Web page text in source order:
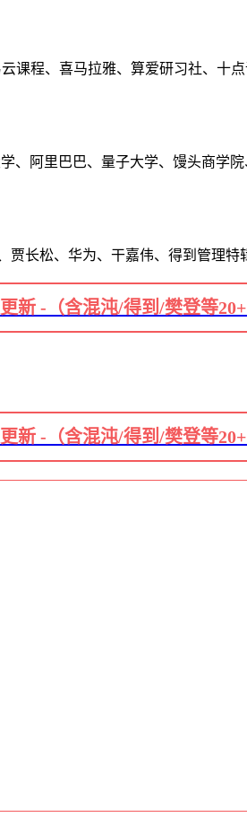
课程、喜马拉雅、算爱研习社、十
、阿里巴巴、量子大学、馒头商学
长松、华为、干嘉伟、得到管理
新 -（含混沌/得到/樊登等
新 -（含混沌/得到/樊登等